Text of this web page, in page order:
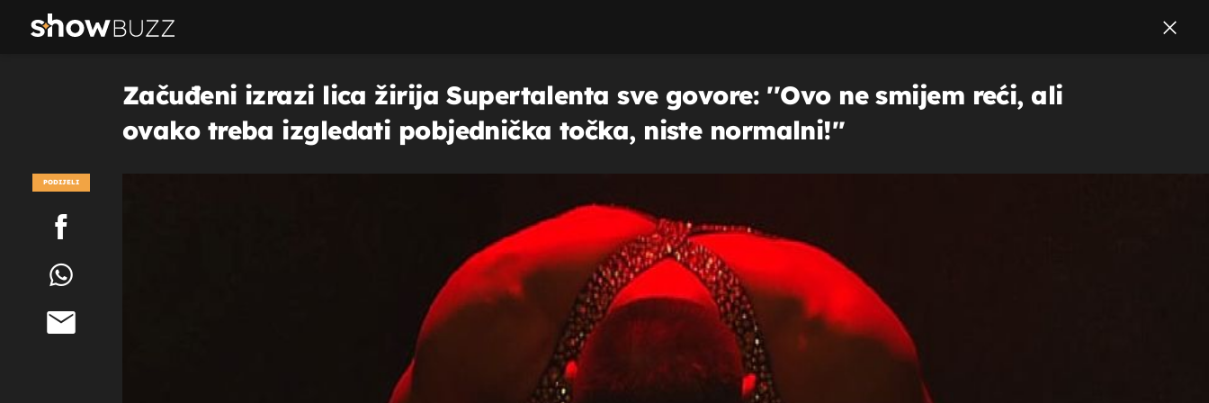
Začuđeni izrazi lica žirija Supertalenta sve govore: ''Ovo ne smijem reći, ali
ovako treba izgledati pobjednička točka, niste normalni!''
PODIJELI